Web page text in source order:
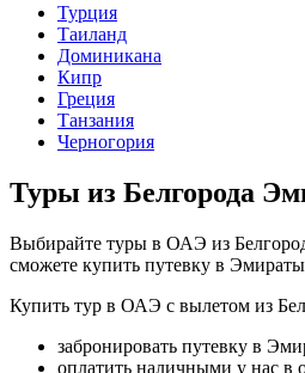
Турция
Таиланд
Доминикана
Кипр
Греция
Танзания
Черногория
Туры из Белгорода
Выбирайте туры в ОАЭ из
сможете купить путевку в
Купить тур в ОАЭ с вылетом из
забронировать путевку в
оплатить наличными у нас